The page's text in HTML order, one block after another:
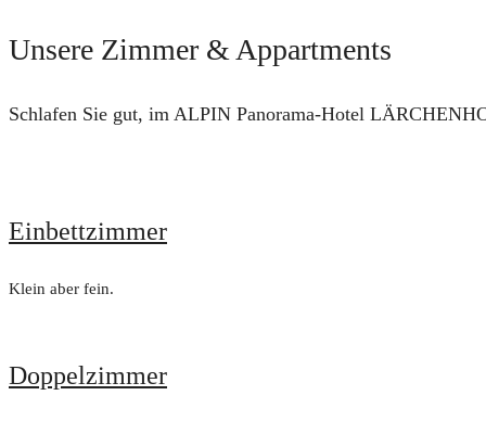
Unsere Zimmer & Appartments
Schlafen Sie gut, im ALPIN Panorama-Hotel
Einbettzimmer
Klein aber fein.
Doppelzimmer